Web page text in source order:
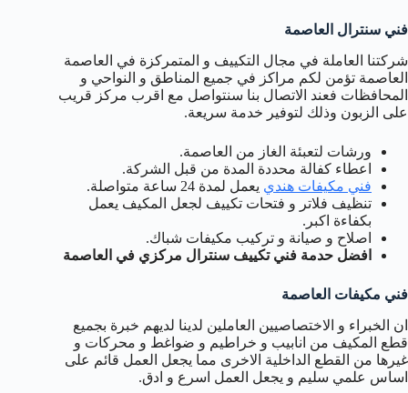
فني سنترال العاصمة
شركتنا العاملة في مجال التكييف و المتمركزة في العاصمة
العاصمة تؤمن لكم مراكز في جميع المناطق و النواحي و
المحافظات فعند الاتصال بنا سنتواصل مع اقرب مركز قريب
على الزبون وذلك لتوفير خدمة سريعة.
ورشات لتعبئة الغاز من العاصمة.
اعطاء كفالة محددة المدة من قبل الشركة.
فني مكيفات هندي يعمل لمدة 24 ساعة متواصلة.
تنظيف فلاتر و فتحات تكييف لجعل المكيف يعمل
بكفاءة اكبر.
اصلاح و صيانة و تركيب مكيفات شباك.
افضل حدمة فني تكييف سنترال مركزي في العاصمة
فني مكيفات العاصمة
ان الخبراء و الاختصاصيين العاملين لدينا لديهم خبرة بجميع
قطع المكيف من انابيب و خراطيم و ضواغط و محركات و
غيرها من القطع الداخلية الاخرى مما يجعل العمل قائم على
اساس علمي سليم و يجعل العمل اسرع و ادق.